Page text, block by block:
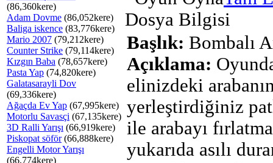
(86,360kere)
Adam Dovme (86,052kere)
Baliga iskence (83,776kere)
Mario 2007 (79,212kere)
Counter Strike (79,114kere)
Kızgın Baba (78,657kere)
Pasta Yap (74,820kere)
Galatasarayli Dov
(69,336kere)
Ağaçda Ev Yap (67,995kere)
Motorlu Savasçi (67,135kere)
3D Ralli Yarışı (66,919kere)
Piskopat söför(66,888kere)
Engelli Motor Yarışı
(66,774kere)
Dosya Bilgisi
Başlık: Bombalı
Açıklama:
elinizdeki
yerleştirdiğiniz
ile arabayı
yukarıda asılı